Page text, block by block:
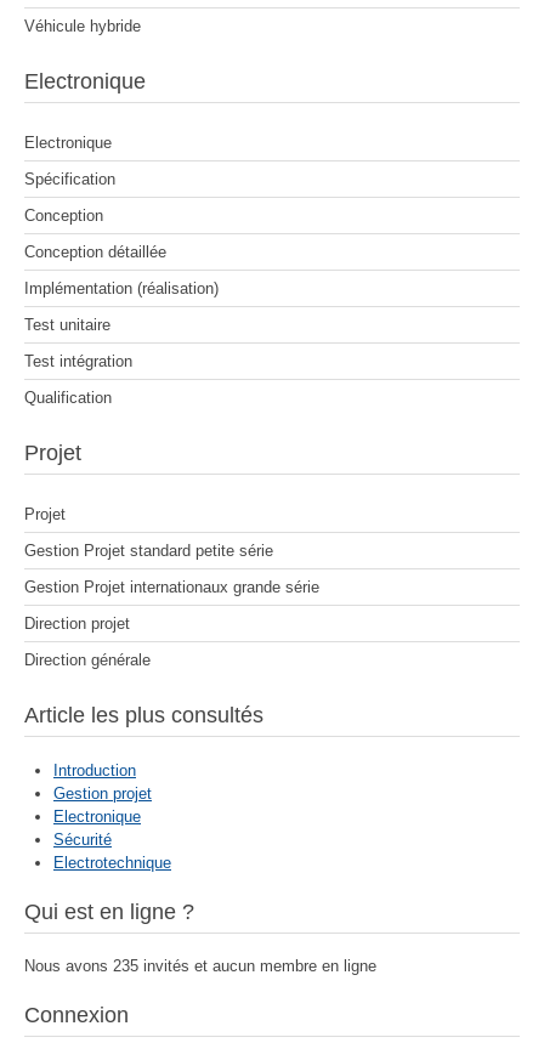
Véhicule hybride
Electronique
Electronique
Spécification
Conception
Conception détaillée
Implémentation (réalisation)
Test unitaire
Test intégration
Qualification
Projet
Projet
Gestion Projet standard petite série
Gestion Projet internationaux grande série
Direction projet
Direction générale
Article les plus consultés
Introduction
Gestion projet
Electronique
Sécurité
Electrotechnique
Qui est en ligne ?
Nous avons 235 invités et aucun membre en ligne
Connexion